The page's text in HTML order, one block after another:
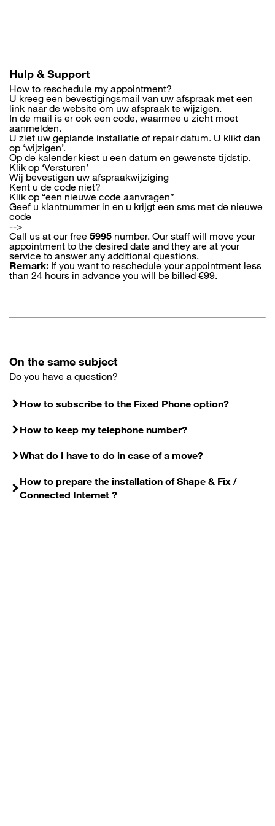
Hulp & Support
How to reschedule my appointment?
U kreeg een bevestigingsmail van uw afspraak met een
link naar de website om uw afspraak te wijzigen.
In de mail is er ook een code, waarmee u zicht moet
aanmelden.
U ziet uw geplande installatie of repair datum. U klikt dan
op ‘wijzigen’.
Op de kalender kiest u een datum en gewenste tijdstip.
Klik op ‘Versturen’
Wij bevestigen uw afspraakwijziging
Kent u de code niet?
Klik op “een nieuwe code aanvragen”
Geef u klantnummer in en u krijgt een sms met de nieuwe
code
-->
Call us at our free 5995 number. Our staff will move your
appointment to the desired date and they are at your
service to answer any additional questions.
Remark: If you want to reschedule your appointment less
than 24 hours in advance you will be billed €99.
On the same subject
Do you have a question?
How to subscribe to the Fixed Phone option?
How to keep my telephone number?
What do I have to do in case of a move?
How to prepare the installation of Shape & Fix /
Connected Internet ?